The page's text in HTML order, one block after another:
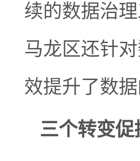
续的数据治
马龙区还针
效提升了数
三个转变促